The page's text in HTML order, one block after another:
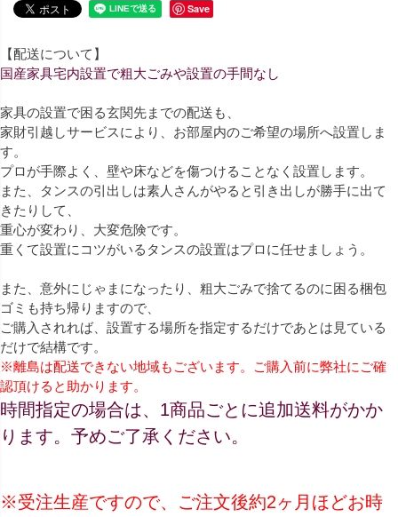
Save
【配送について】
国産家具宅内設置で粗大ごみや設置の手間なし
家具の設置で困る玄関先までの配送も、
家財引越しサービスにより、お部屋内のご希望の場所へ設置しま
す。
プロが手際よく、壁や床などを傷つけることなく設置します。
また、タンスの引出しは素人さんがやると引き出しが勝手に出て
きたりして、
重心が変わり、大変危険です。
重くて設置にコツがいるタンスの設置はプロに任せましょう。
また、意外にじゃまになったり、粗大ごみで捨てるのに困る梱包
ゴミも持ち帰りますので、
ご購入されれば、設置する場所を指定するだけであとは見ている
だけで結構です。
※離島は配送できない地域もございます。ご購入前に弊社にご確
認頂けると助かります。
時間指定の場合は、1商品ごとに追加送料がかか
ります。予めご了承ください。
※受注生産ですので、ご注文後約2ヶ月ほどお時